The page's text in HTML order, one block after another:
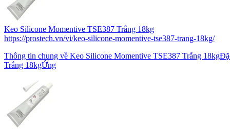
Keo Silicone Momentive TSE387 Trắng 18kg
https://prostech.vn/vi/keo-silicone-momentive-tse387-trang-18kg/
Thông tin chung về Keo Silicone Momentive TSE387 Trắng
Trắng 18kgỨng